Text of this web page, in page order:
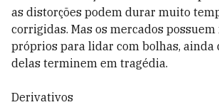
as distorções podem durar muito
corrigidas. Mas os mercados
próprios para lidar com bolhas, ainda
delas terminem em tragédia.
Derivativos